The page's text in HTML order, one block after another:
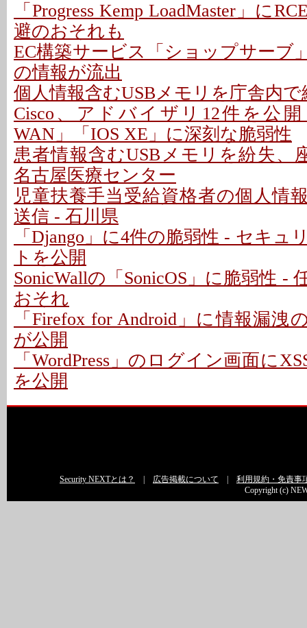
「Progress Kemp LoadMaster」に
避のおそれも
EC構築サービス「ショップサーブ
の情報が流出
個人情報含むUSBメモリを庁舎内で
Cisco、アドバイザリ12件を公開
WAN」「IOS XE」に深刻な脆弱性
患者情報含むUSBメモリを紛失、
名古屋医療センター
児童扶養手当受給資格者の個人情
送信 - 石川県
「Django」に4件の脆弱性 - セキュ
トを公開
SonicWallの「SonicOS」に脆弱性 -
おそれ
「Firefox for Android」に情報漏洩
が公開
「WordPress」のログイン画面に
を公開
Security NEXTとは？ 広告掲載について
利用規約・免責事
Copyright (c)